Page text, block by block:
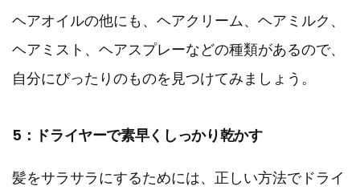
ヘアオイルの他にも、ヘアクリーム、ヘアミルク、
ヘアミスト、ヘアスプレーなどの種類があるので、
自分にぴったりのものを見つけてみましょう。
5：ドライヤーで素早くしっかり乾かす
髪をサラサラにするためには、正しい方法でドライ